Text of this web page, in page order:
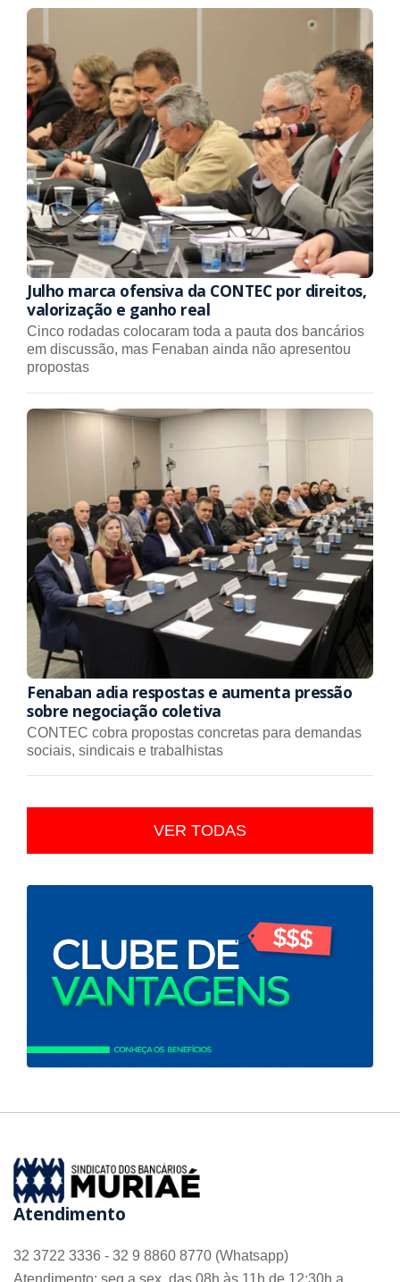
Julho marca ofensiva da CONTEC por direitos,
valorização e ganho real
Cinco rodadas colocaram toda a pauta dos bancários
em discussão, mas Fenaban ainda não apresentou
propostas
Fenaban adia respostas e aumenta pressão
sobre negociação coletiva
CONTEC cobra propostas concretas para demandas
sociais, sindicais e trabalhistas
VER TODAS
Atendimento
32 3722 3336 - 32 9 8860 8770 (Whatsapp)